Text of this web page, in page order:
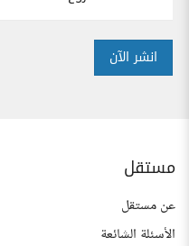
انشر الآن
مستقل
عن مستقل
الأسئلة الشائعة